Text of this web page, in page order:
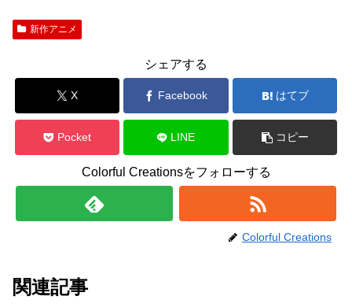
新作アニメ
シェアする
X Facebook はてブ
Pocket LINE コピー
Colorful Creationsをフォローする
Colorful Creations
関連記事